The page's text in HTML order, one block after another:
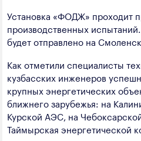
Установка «ФОДЖ» проходит
производственных
будет отправлено на
Как отметили специалисты
кузбасских инженеров
крупных энергетических
ближнего зарубежья: на
Курской АЭС, на
Таймырская энергетической